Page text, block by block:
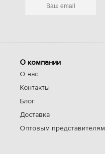
О компании
О нас
Контакты
Блог
Доставка
Оптовым представителям